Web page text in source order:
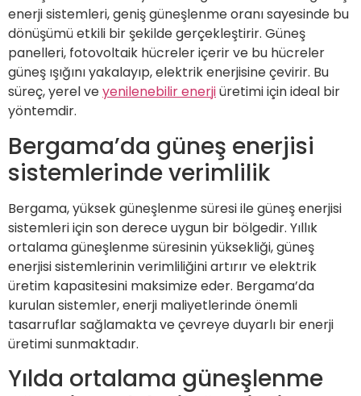
enerji sistemleri, geniş güneşlenme oranı sayesinde bu
dönüşümü etkili bir şekilde gerçekleştirir. Güneş
panelleri, fotovoltaik hücreler içerir ve bu hücreler
güneş ışığını yakalayıp, elektrik enerjisine çevirir. Bu
süreç, yerel veyenilenebilir enerjiüretimi için ideal bir
yöntemdir.
Bergama’da güneş enerjisi
sistemlerinde verimlilik
Bergama, yüksek güneşlenme süresi ile güneş enerjisi
sistemleri için son derece uygun bir bölgedir. Yıllık
ortalama güneşlenme süresinin yüksekliği, güneş
enerjisi sistemlerinin verimliliğini artırır ve elektrik
üretim kapasitesini maksimize eder. Bergama’da
kurulan sistemler, enerji maliyetlerinde önemli
tasarruflar sağlamakta ve çevreye duyarlı bir enerji
üretimi sunmaktadır.
Yılda ortalama güneşlenme